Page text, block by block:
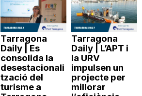
Tarragona
Daily | Es
consolida la
desestacionali
tzació del
turisme a
Tarragona
Daily | L’APT i
la URV
impulsen un
projecte per
millorar